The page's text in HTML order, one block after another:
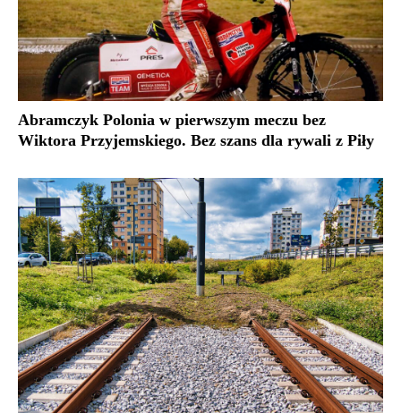
Abramczyk Polonia w pierwszym meczu bez
Wiktora Przyjemskiego. Bez szans dla rywali z Piły